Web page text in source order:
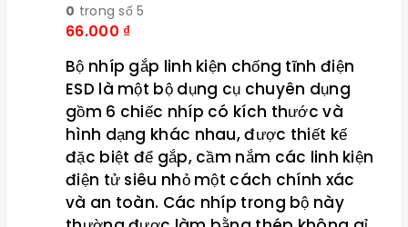
0 trong số 5
66.000 ₫
Bộ nhíp gắp linh kiện chống tĩnh điện
ESD là một bộ dụng cụ chuyên dụng
gồm 6 chiếc nhíp có kích thước và
hình dạng khác nhau, được thiết kế
đặc biệt để gắp, cầm nắm các linh kiện
điện tử siêu nhỏ một cách chính xác
và an toàn. Các nhíp trong bộ này